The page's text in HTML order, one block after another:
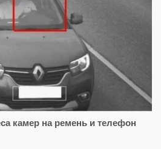
камер на ремень и телефон